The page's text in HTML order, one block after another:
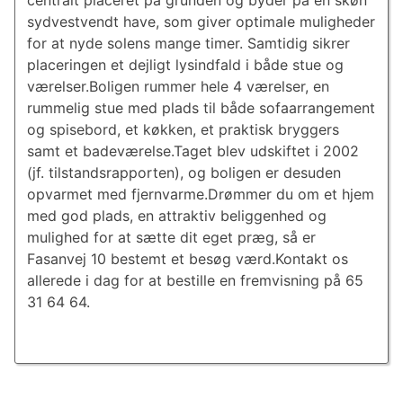
sydvestvendt have, som giver optimale muligheder
for at nyde solens mange timer. Samtidig sikrer
placeringen et dejligt lysindfald i både stue og
værelser.Boligen rummer hele 4 værelser, en
rummelig stue med plads til både sofaarrangement
og spisebord, et køkken, et praktisk bryggers
samt et badeværelse.Taget blev udskiftet i 2002
(jf. tilstandsrapporten), og boligen er desuden
opvarmet med fjernvarme.Drømmer du om et hjem
med god plads, en attraktiv beliggenhed og
mulighed for at sætte dit eget præg, så er
Fasanvej 10 bestemt et besøg værd.Kontakt os
allerede i dag for at bestille en fremvisning på 65
31 64 64.